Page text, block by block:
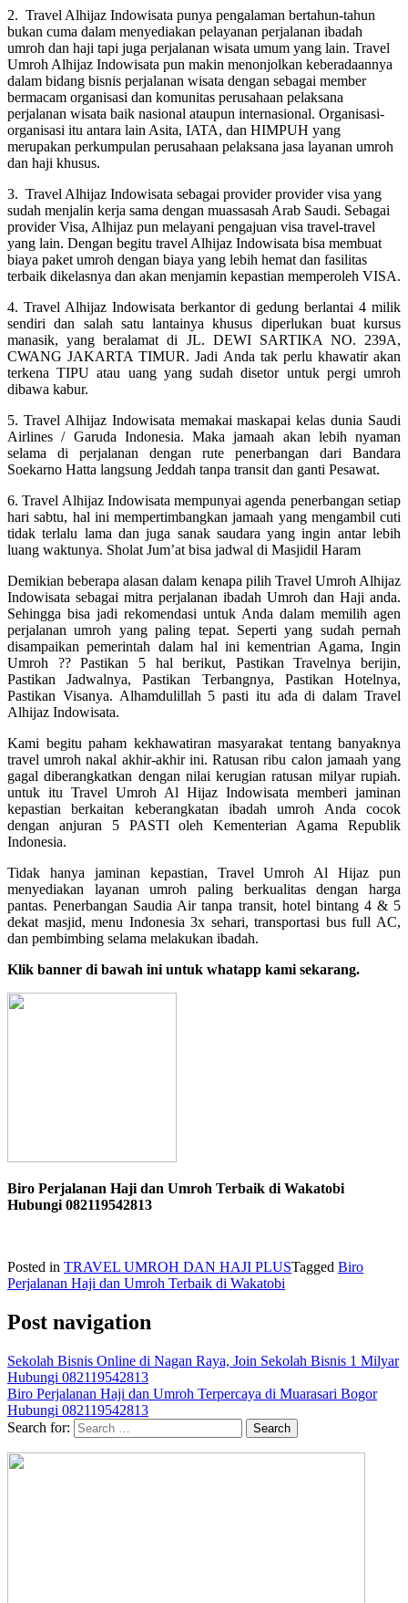
2. Travel Alhijaz Indowisata punya pengalaman bertahun-tahun
bukan cuma dalam menyediakan pelayanan perjalanan ibadah
umroh dan haji tapi juga perjalanan wisata umum yang lain. Travel
Umroh Alhijaz Indowisata pun makin menonjolkan keberadaannya
dalam bidang bisnis perjalanan wisata dengan sebagai member
bermacam organisasi dan komunitas perusahaan pelaksana
perjalanan wisata baik nasional ataupun internasional. Organisasi-
organisasi itu antara lain Asita, IATA, dan HIMPUH yang
merupakan perkumpulan perusahaan pelaksana jasa layanan umroh
dan haji khusus.
3. Travel Alhijaz Indowisata sebagai provider provider visa yang
sudah menjalin kerja sama dengan muassasah Arab Saudi. Sebagai
provider Visa, Alhijaz pun melayani pengajuan visa travel-travel
yang lain. Dengan begitu travel Alhijaz Indowisata bisa membuat
biaya paket umroh dengan biaya yang lebih hemat dan fasilitas
terbaik dikelasnya dan akan menjamin kepastian memperoleh VISA.
4. Travel Alhijaz Indowisata berkantor di gedung berlantai 4 milik
sendiri dan salah satu lantainya khusus diperlukan buat kursus
manasik, yang beralamat di JL. DEWI SARTIKA NO. 239A,
CWANG JAKARTA TIMUR. Jadi Anda tak perlu khawatir akan
terkena TIPU atau uang yang sudah disetor untuk pergi umroh
dibawa kabur.
5. Travel Alhijaz Indowisata memakai maskapai kelas dunia Saudi
Airlines / Garuda Indonesia. Maka jamaah akan lebih nyaman
selama di perjalanan dengan rute penerbangan dari Bandara
Soekarno Hatta langsung Jeddah tanpa transit dan ganti Pesawat.
6. Travel Alhijaz Indowisata mempunyai agenda penerbangan setiap
hari sabtu, hal ini mempertimbangkan jamaah yang mengambil cuti
tidak terlalu lama dan juga sanak saudara yang ingin antar lebih
luang waktunya. Sholat Jum’at bisa jadwal di Masjidil Haram
Demikian beberapa alasan dalam kenapa pilih Travel Umroh Alhijaz
Indowisata sebagai mitra perjalanan ibadah Umroh dan Haji anda.
Sehingga bisa jadi rekomendasi untuk Anda dalam memilih agen
perjalanan umroh yang paling tepat. Seperti yang sudah pernah
disampaikan pemerintah dalam hal ini kementrian Agama, Ingin
Umroh ?? Pastikan 5 hal berikut, Pastikan Travelnya berijin,
Pastikan Jadwalnya, Pastikan Terbangnya, Pastikan Hotelnya,
Pastikan Visanya. Alhamdulillah 5 pasti itu ada di dalam Travel
Alhijaz Indowisata.
Kami begitu paham kekhawatiran masyarakat tentang banyaknya
travel umroh nakal akhir-akhir ini. Ratusan ribu calon jamaah yang
gagal diberangkatkan dengan nilai kerugian ratusan milyar rupiah.
untuk itu Travel Umroh Al Hijaz Indowisata memberi jaminan
kepastian berkaitan keberangkatan ibadah umroh Anda cocok
dengan anjuran 5 PASTI oleh Kementerian Agama Republik
Indonesia.
Tidak hanya jaminan kepastian, Travel Umroh Al Hijaz pun
menyediakan layanan umroh paling berkualitas dengan harga
pantas. Penerbangan Saudia Air tanpa transit, hotel bintang 4 & 5
dekat masjid, menu Indonesia 3x sehari, transportasi bus full AC,
dan pembimbing selama melakukan ibadah.
Klik banner di bawah ini untuk whatapp kami sekarang.
Biro Perjalanan Haji dan Umroh Terbaik di Wakatobi
Hubungi 082119542813
Posted in TRAVEL UMROH DAN HAJI PLUSTagged Biro
Perjalanan Haji dan Umroh Terbaik di Wakatobi
Post navigation
Sekolah Bisnis Online di Nagan Raya, Join Sekolah Bisnis 1 Milyar
Hubungi 082119542813
Biro Perjalanan Haji dan Umroh Terpercaya di Muarasari Bogor
Hubungi 082119542813
Search for: